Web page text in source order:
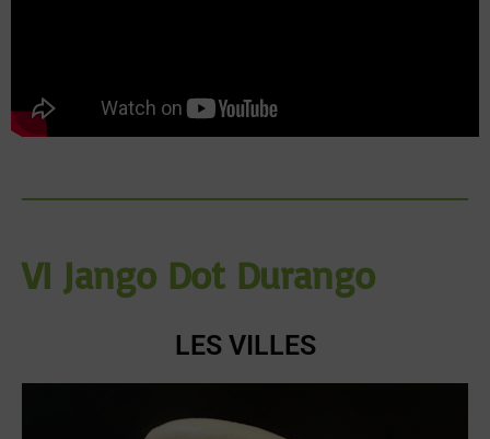
VI Jango Dot Durango
LES VILLES